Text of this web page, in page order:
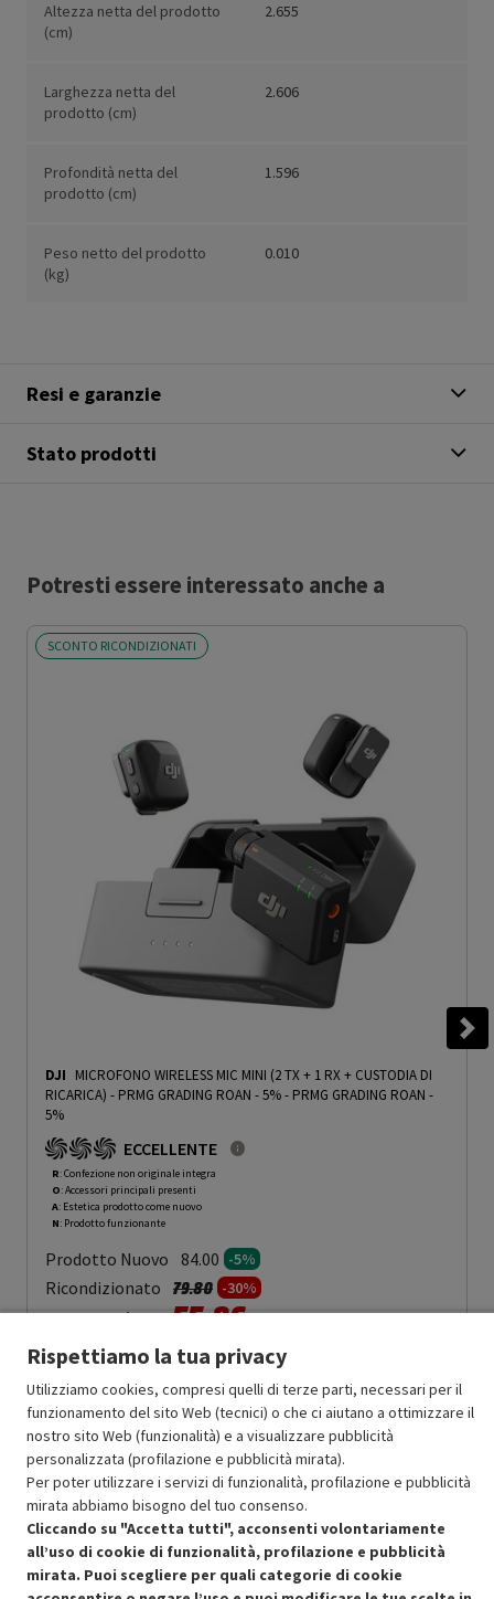
Altezza netta del prodotto
(cm)
2.655
Larghezza netta del
prodotto (cm)
2.606
Profondità netta del
prodotto (cm)
1.596
Peso netto del prodotto
(kg)
0.010
Resi e garanzie
Stato prodotti
Potresti essere interessato anche a
SCONTO RICONDIZIONATI
DJI MICROFONO WIRELESS MIC MINI (2 TX + 1 RX + CUSTODIA DI
RICARICA) - PRMG GRADING ROAN - 5%- PRMG GRADING ROAN -
5%
ECCELLENTE
R: Confezione non originale integra
O: Accessori principali presenti
A: Estetica prodotto come nuovo
N: Prodotto funzionante
Prodotto Nuovo 84.00 -5%
Ricondizionato Prezzo ridotto da
79.80a-30%
In Promozione 55.86
Aggiungi al carrello
SCONTO RICONDIZIONATI
Approfitta dello sconto del 30% sul prodotto ricondizionato.
Rispettiamo la tua privacy
Utilizziamo cookies, compresi quelli di terze parti, necessari per il
funzionamento del sito Web (tecnici) o che ci aiutano a ottimizzare il
nostro sito Web (funzionalità) e a visualizzare pubblicità
personalizzata (profilazione e pubblicità mirata).
Per poter utilizzare i servizi di funzionalità, profilazione e pubblicità
mirata abbiamo bisogno del tuo consenso.
Cliccando su "Accetta tutti", acconsenti volontariamente
all’uso di cookie di funzionalità, profilazione e pubblicità
mirata. Puoi scegliere per quali categorie di cookie